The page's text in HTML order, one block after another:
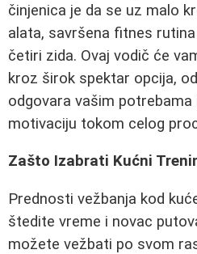
činjenica je da se uz malo
alata, savršena fitnes
četiri zida. Ovaj vodič će
kroz širok spektar opcija,
odgovara vašim potrebama
motivaciju tokom celog
Zašto Izabrati Kućni
Prednosti vežbanja kod
štedite vreme i novac
možete vežbati po svom